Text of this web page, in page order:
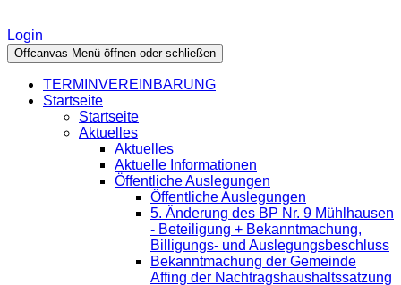
Login
Offcanvas Menü öffnen oder schließen
TERMINVEREINBARUNG
Startseite
Startseite
Aktuelles
Aktuelles
Aktuelle Informationen
Öffentliche Auslegungen
Öffentliche Auslegungen
5. Änderung des BP Nr. 9 Mühlhausen
- Beteiligung + Bekanntmachung,
Billigungs- und Auslegungsbeschluss
Bekanntmachung der Gemeinde
Affing der Nachtragshaushaltssatzung